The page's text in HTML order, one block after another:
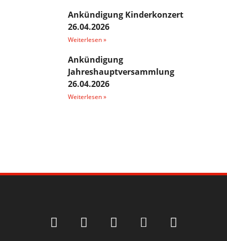
Ankündigung Kinderkonzert
26.04.2026
Weiterlesen »
Ankündigung
Jahreshauptversammlung
26.04.2026
Weiterlesen »